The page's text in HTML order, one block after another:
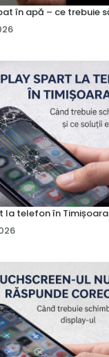
la telefon în Timișoara